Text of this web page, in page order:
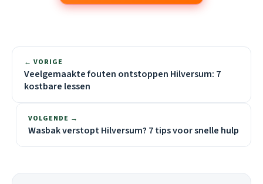
← VORIGE
Veelgemaakte fouten ontstoppen Hilversum: 7
kostbare lessen
VOLGENDE →
Wasbak verstopt Hilversum? 7 tips voor snelle hulp